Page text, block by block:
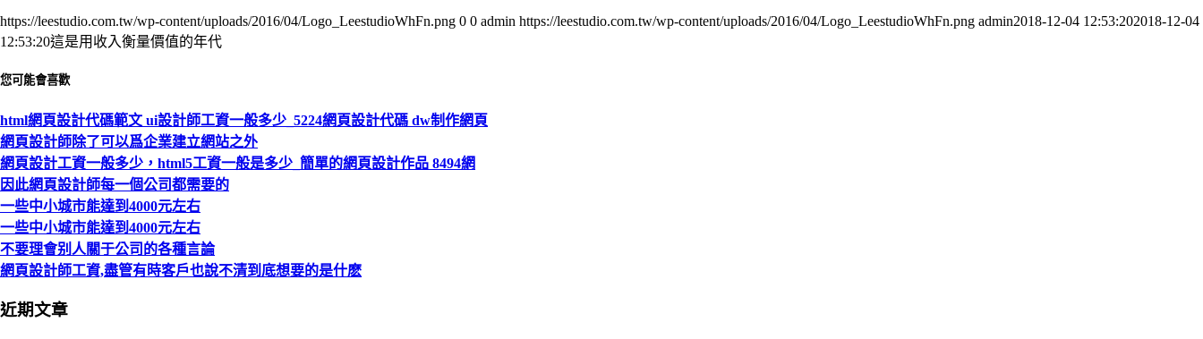
https://leestudio.com.tw/wp-content/uploads/2016/04/Logo_LeestudioWhFn.png 0 0 admin https://leestudio.com.tw/wp-content/uploads/2016/04/Logo_LeestudioWhFn.png admin2018-12-04 12:53:202018-12-04
12:53:20這是用收入衡量價值的年代
您可能會喜歡
html網頁設計代碼範文 ui設計師工資一般多少_5224網頁設計代碼 dw制作網頁
網頁設計師除了可以爲企業建立網站之外
網頁設計工資一般多少，html5工資一般是多少_簡單的網頁設計作品 8494網
因此網頁設計師每一個公司都需要的
一些中小城市能達到4000元左右
一些中小城市能達到4000元左右
不要理會别人關于公司的各種言論
網頁設計師工資,盡管有時客戶也說不清到底想要的是什麽
近期文章